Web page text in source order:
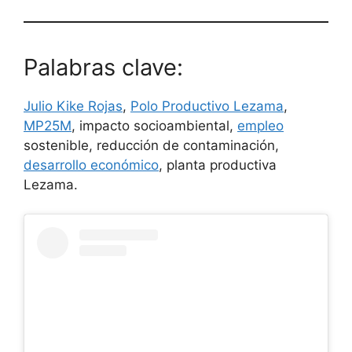
Palabras clave:
Julio Kike Rojas, Polo Productivo Lezama,
MP25M, impacto socioambiental, empleo
sostenible, reducción de contaminación,
desarrollo económico, planta productiva
Lezama.